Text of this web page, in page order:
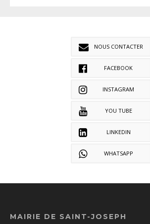
NOUS CONTACTER
FACEBOOK
INSTAGRAM
YOU TUBE
LINKEDIN
WHATSAPP
MAIRIE DE SAINT-JOSEPH